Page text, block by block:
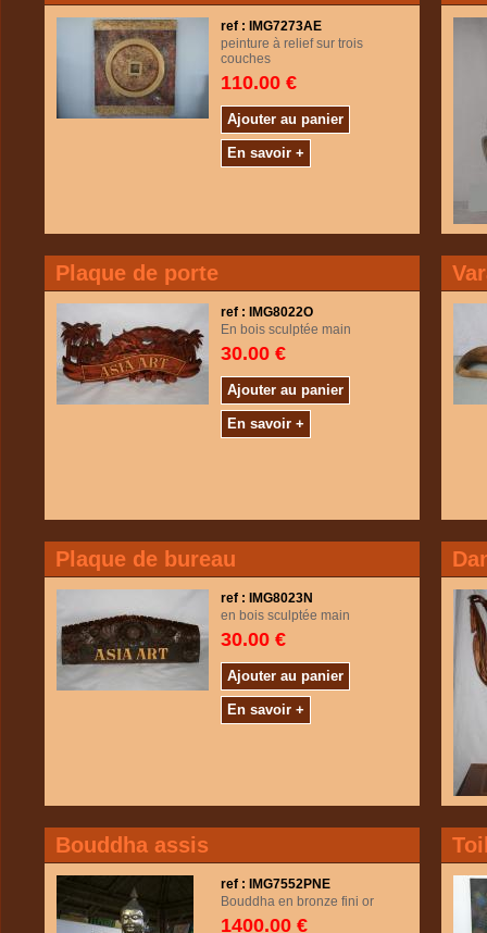
ref : IMG7273AE
peinture à relief sur trois
couches
110.00 €
Ajouter au panier
En savoir +
Plaque de porte
ref : IMG8022O
En bois sculptée main
30.00 €
Ajouter au panier
En savoir +
Plaque de bureau
ref : IMG8023N
en bois sculptée main
30.00 €
Ajouter au panier
En savoir +
Bouddha assis
ref : IMG7552PNE
Bouddha en bronze fini or
1400.00 €